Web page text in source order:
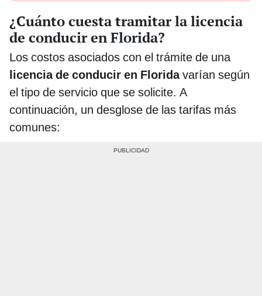
¿Cuánto cuesta tramitar la licencia
de conducir en Florida?
Los costos asociados con el trámite de una
licencia de conducir en Floridavarían según
el tipo de servicio que se solicite. A
continuación, un desglose de las tarifas más
comunes: